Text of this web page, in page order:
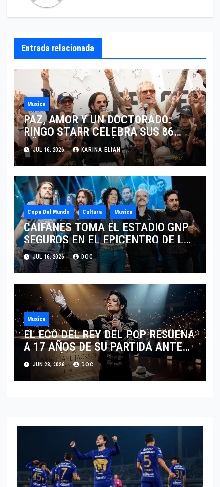
Entrada relacionada
Musica
PAZ, AMOR Y UN DOCTORADO:
RINGO STARR CELEBRA SUS 86
AÑOS CON LOS MÁXIMOS
HONORES DE LIVERPOOL
JUL 16, 2026 KARINA ELIAN
Copa Del Mundo Cultura Musica
CAIFANES TOMA EL ESTADIO GNP
SEGUROS EN EL EPICENTRO DE LA
IDENTIDAD MEXICANA
JUL 16, 2026 DOC
Musica
EL ECO DEL REY DEL POP RESUENA
A 17 AÑOS DE SU PARTIDA ANTE
EL FENÓMENO DE SU BIOPIC EN
2026
JUN 28, 2026 DOC